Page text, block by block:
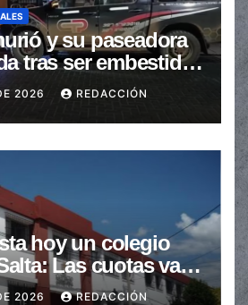
y su paseadora
tras ser embestidas
2026 REDACCIÓN
hoy un colegio
Las cuotas van
más de $600.000
2026 REDACCIÓN